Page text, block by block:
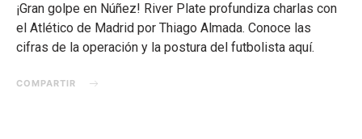
¡Gran golpe en Núñez! River Plate profundiza charlas con
el Atlético de Madrid por Thiago Almada. Conoce las
cifras de la operación y la postura del futbolista aquí.
COMPARTIR